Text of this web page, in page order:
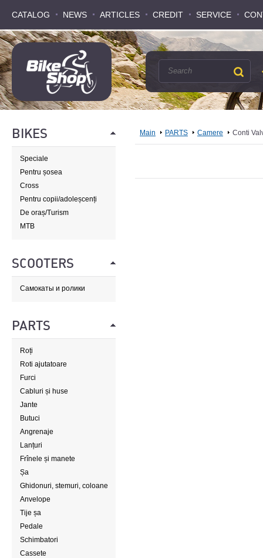
CATALOG NEWS ARTICLES CREDIT SERVICE
CATALOG NEWS ARTICLES CREDIT SERVICE
BIKES
Speciale
Pentru șosea
Cross
Pentru copii/adoleșcenți
De oraș/Turism
MTB
SCOOTERS
Самокаты и ролики
PARTS
Roți
Roti ajutatoare
Furci
Cabluri și huse
Jante
Butuci
Angrenaje
Lanțuri
Frînele și manete
Șa
Ghidonuri, stemuri, coloane
de direcție
Anvelope
Tije șa
Pedale
Schimbatori
Cassete
Main PARTS Camere Conti